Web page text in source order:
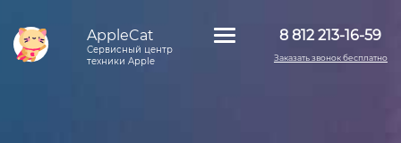
AppleCat
Сервисный центр
техники Apple
8 812 213-16-59
Заказать звонок бесплатно